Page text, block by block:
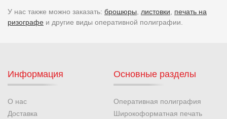
У нас также можно заказать: брошюры листовки
печать на
ризографе и другие виды оперативной полиграфии.
Информация
О нас
Доставка
Основные разделы
Оперативная полиграфия
Широкоформатная печать